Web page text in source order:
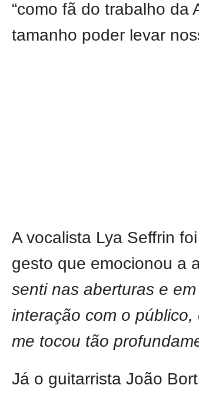
“como fã do trabalho da
tamanho poder levar
A vocalista Lya Seffrin
gesto que emocionou a
senti nas aberturas e
interação com o
me tocou tão
Já o guitarrista João